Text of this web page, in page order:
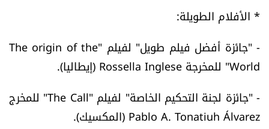
فصل من كتاب
اقرأ تضحك
سجالات
* الأفلام الطويلة:
- "جائزة أفضل فيلم طويل" لفيلم "The origin of the
World" للمخرجة Rossella Inglese (إيطاليا).
- "جائزة لجنة التحكيم الخاصة" لفيلم "The Call" للمخرج
Pablo A. Tonatiuh Álvarez (المكسيك).